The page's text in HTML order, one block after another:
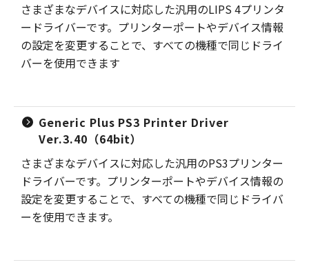
さまざまなデバイスに対応した汎用のLIPS 4プリンタ
ードライバーです。プリンターポートやデバイス情報
の設定を変更することで、すべての機種で同じドライ
バーを使用できます
Generic Plus PS3 Printer Driver
Ver.3.40（64bit）
さまざまなデバイスに対応した汎用のPS3プリンター
ドライバーです。プリンターポートやデバイス情報の
設定を変更することで、すべての機種で同じドライバ
ーを使用できます。